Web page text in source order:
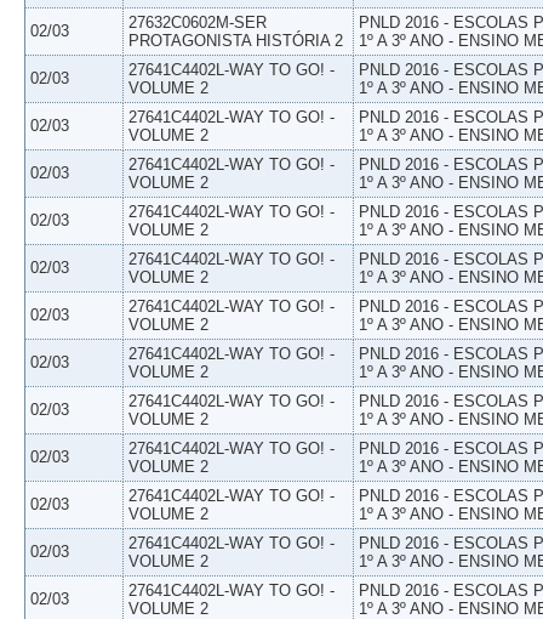
02/03
27632C0602M-SER
PROTAGONISTA HISTÓRIA 2
PNLD 2016 - ESCOLAS
1º A 3º ANO - ENSINO
02/03
27641C4402L-WAY TO GO! -
VOLUME 2
PNLD 2016 - ESCOLAS
1º A 3º ANO - ENSINO
02/03
27641C4402L-WAY TO GO! -
VOLUME 2
PNLD 2016 - ESCOLAS
1º A 3º ANO - ENSINO
02/03
27641C4402L-WAY TO GO! -
VOLUME 2
PNLD 2016 - ESCOLAS
1º A 3º ANO - ENSINO
02/03
27641C4402L-WAY TO GO! -
VOLUME 2
PNLD 2016 - ESCOLAS
1º A 3º ANO - ENSINO
02/03
27641C4402L-WAY TO GO! -
VOLUME 2
PNLD 2016 - ESCOLAS
1º A 3º ANO - ENSINO
02/03
27641C4402L-WAY TO GO! -
VOLUME 2
PNLD 2016 - ESCOLAS
1º A 3º ANO - ENSINO
02/03
27641C4402L-WAY TO GO! -
VOLUME 2
PNLD 2016 - ESCOLAS
1º A 3º ANO - ENSINO
02/03
27641C4402L-WAY TO GO! -
VOLUME 2
PNLD 2016 - ESCOLAS
1º A 3º ANO - ENSINO
02/03
27641C4402L-WAY TO GO! -
VOLUME 2
PNLD 2016 - ESCOLAS
1º A 3º ANO - ENSINO
02/03
27641C4402L-WAY TO GO! -
VOLUME 2
PNLD 2016 - ESCOLAS
1º A 3º ANO - ENSINO
02/03
27641C4402L-WAY TO GO! -
VOLUME 2
PNLD 2016 - ESCOLAS
1º A 3º ANO - ENSINO
02/03
27641C4402L-WAY TO GO! -
VOLUME 2
PNLD 2016 - ESCOLAS
1º A 3º ANO - ENSINO